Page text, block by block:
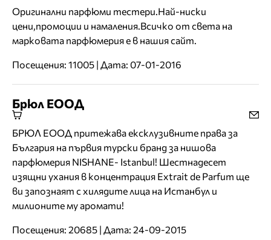
Оригинални парфюми тестери.Най-ниски
цени,промоции и намаления.Всичко от света на
марковата парфюмерия е в нашия сайт.
Посещения: 11005 | Дата: 07-01-2016
Брюл ЕООД
БРЮЛ ЕООД притежава ексклузивните права за
България на първия турски бранд за нишова
парфюмерия NISHANE- Istanbul! Шестнадесет
изящни ухания в концентрация Extrait de Parfum ще
ви запознаят с хилядите лица на Истанбул и
милионите му аромати!
Посещения: 20685 | Дата: 24-09-2015